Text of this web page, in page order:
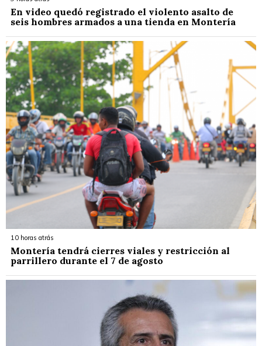
En video quedó registrado el violento asalto de
seis hombres armados a una tienda en Montería
10 horas atrás
Montería tendrá cierres viales y restricción al
parrillero durante el 7 de agosto